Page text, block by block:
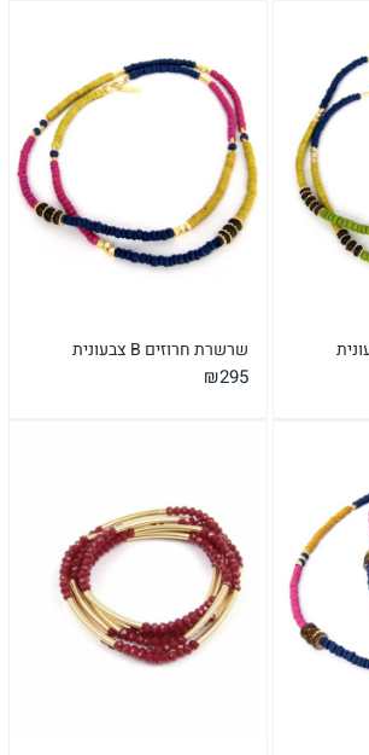
שרשרת חרוזים B צבעונית
₪295